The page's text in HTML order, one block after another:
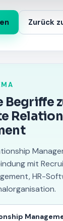
Zurück
Begriffe
mit
HR-